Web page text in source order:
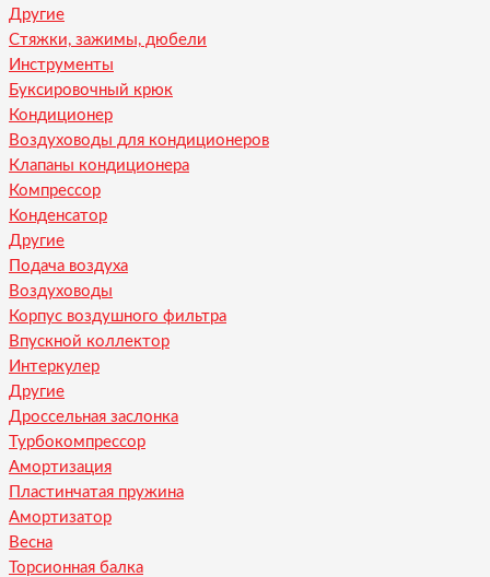
Другие
Стяжки, зажимы, дюбели
Инструменты
Буксировочный крюк
Кондиционер
Воздуховоды для кондиционеров
Клапаны кондиционера
Компрессор
Конденсатор
Другие
Подача воздуха
Воздуховоды
Корпус воздушного фильтра
Впускной коллектор
Интеркулер
Другие
Дроссельная заслонка
Турбокомпрессор
Амортизация
Пластинчатая пружина
Амортизатор
Весна
Торсионная балка